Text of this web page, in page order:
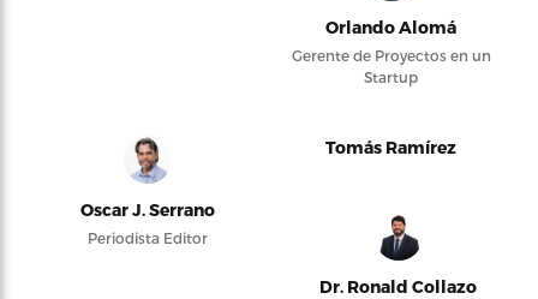
Orlando Alomá
Gerente de Proyectos en un
Startup
Oscar J. Serrano
Periodista Editor
Tomás Ramírez
Dr. Ronald Collazo